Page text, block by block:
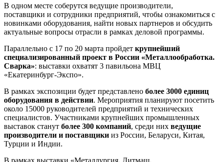
В одном месте соберутся ведущие производители,
поставщики и сотрудники предприятий, чтобы ознакомиться с
новинками оборудования, найти новых партнеров и обсудить
актуальные вопросы отрасли в рамках деловой программы.
Параллельно с 17 по 20 марта пройдет крупнейший
специализированный проект в России «Металлообработка.
Сварка»: выставки охватят 3 павильона МВЦ
«Екатеринбург-Экспо».
В рамках экспозиции будет представлено более 3000 единиц
оборудования в действии. Мероприятия планируют посетить
около 15000 руководителей предприятий и технических
специалистов. Участниками крупнейших промышленных
выставок станут более 300 компаний, среди них ведущие
производители и поставщики из России, Беларуси, Китая,
Турции и Индии.
В рамках выставки «Металлургия. Литмаш.